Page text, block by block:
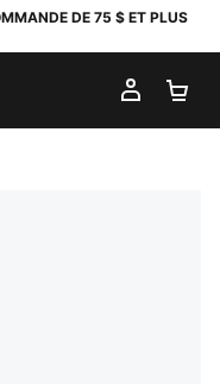
DE 75 $ ET PLUS
MON